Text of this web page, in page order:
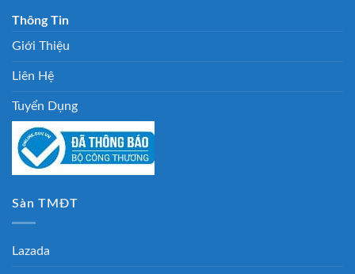
Thông Tin
Giới Thiệu
Liên Hệ
Tuyển Dụng
Sàn TMĐT
Lazada